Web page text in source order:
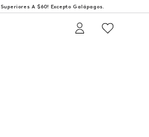
Superiores A $60! Excepto Galápagos.